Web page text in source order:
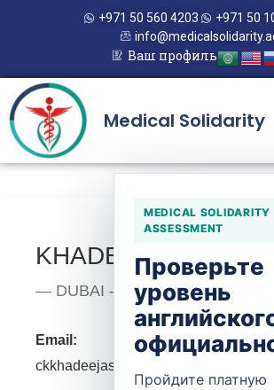
+971 50 560 4203
+971 50
Ваш профиль
Medical Solidarity
MEDICAL SOLIDARITY
ASSESSMENT
Проверьте
уровень
Пройдите платную
KHADEEJA SHANA
— DUBAI - UAE
Email:
ckkhadeejashana@gmail.com